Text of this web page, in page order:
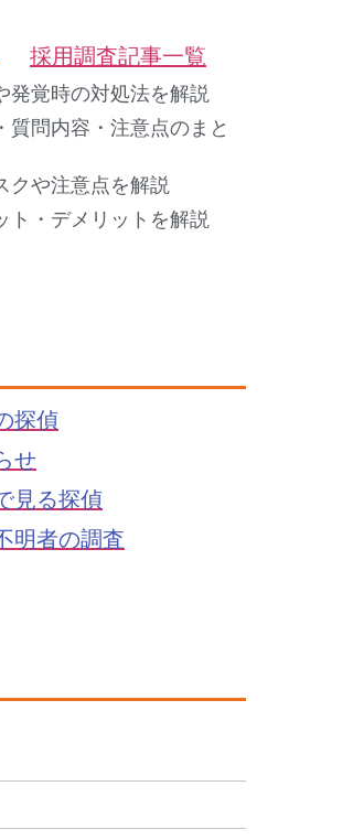
採用調査記事一覧
発覚時の対処法を解説
質問内容・注意点のまと
クや注意点を解説
ト・デメリットを解説
探偵
せ
見る探偵
明者の調査